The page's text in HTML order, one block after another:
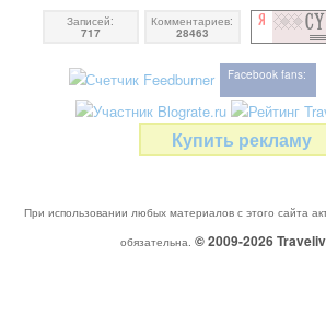
Записей:
717
Комментариев:
28463
Facebook fans:
Купить рекламу
При использовании любых материалов с этого сайта
обязательна. © 2009-2026